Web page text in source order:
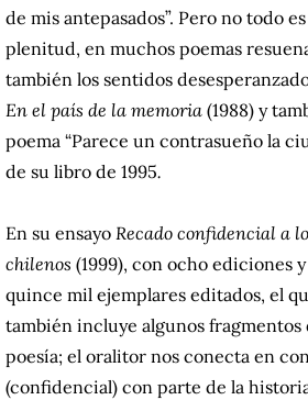
de mis antepasados”. Pero no todo es
plenitud, en muchos poemas
también los sentidos
En el país de la memoria (1988) y
poema “Parece un contrasueño la
de su libro de 1995.
En su ensayo Recado confidencial a
chilenos (1999), con ocho ediciones
quince mil ejemplares editados, el
también incluye algunos fragmentos
poesía; el oralitor nos conecta en
(confidencial) con parte de la